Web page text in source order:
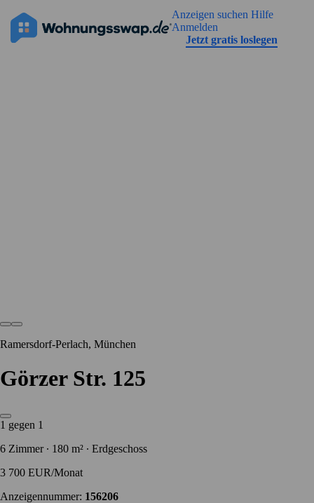
Anzeigen suchen Hilfe
Anmelden
Jetzt gratis loslegen
Die Anzeige hat noch keine Bilder
Straßenansicht
Ramersdorf-Perlach, München
Görzer Str. 125
1 gegen 1
6 Zimmer ∙ 180 m² ∙ Erdgeschoss
3 700 EUR/Monat
Anzeigennummer: 156206